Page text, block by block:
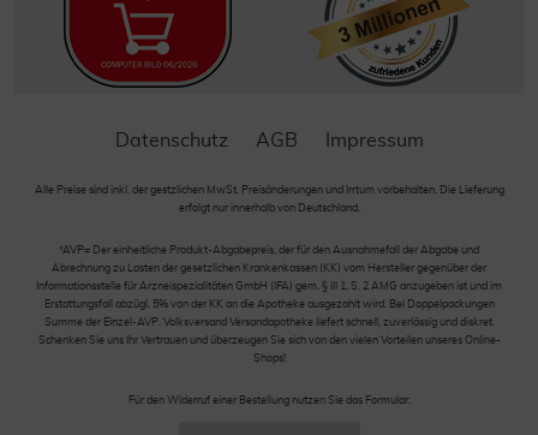
Datenschutz AGB Impressum
Alle Preise sind inkl. der gestzlichen MwSt. Preisänderungen und Irrtum vorbehalten. Die Lieferung
erfolgt nur innerhalb von Deutschland.
*AVP= Der einheitliche Produkt-Abgabepreis, der für den Ausnahmefall der Abgabe und
Abrechnung zu Lasten der gesetzlichen Krankenkassen (KK) vom Hersteller gegenüber der
Informationsstelle für Arzneispezialitäten GmbH (IFA) gem. § III 1, S. 2 AMG anzugeben ist und im
Erstattungsfall abzügl. 5% von der KK an die Apotheke ausgezahlt wird. Bei Doppelpackungen
Summe der Einzel-AVP. Volksversand Versandapotheke liefert schnell, zuverlässig und diskret.
Schenken Sie uns Ihr Vertrauen und überzeugen Sie sich von den vielen Vorteilen unseres Online-
Shops!
Für den Widerruf einer Bestellung nutzen Sie das Formular: